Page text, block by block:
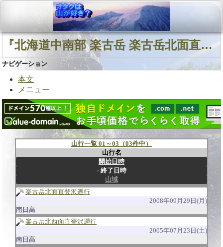
『北海道中南部 楽古岳 楽古岳北面直登沢』に関連する山行
ナビゲーション
本文
メニュー
山行一覧 01～03（03件中）
山行名
開始日時
終了日時
山域
楽古岳北面直登沢遡行
2008年09月29日(月)
南日高
楽古岳北西面直登沢遡行
2005年07月23日(土)
南日高